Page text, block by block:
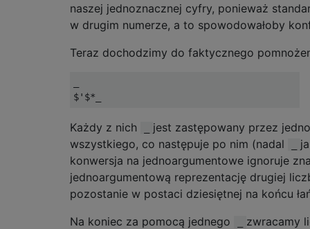
naszej jednoznacznej cyfry, ponieważ
w drugim numerze, a to spowodowałoby
Teraz dochodzimy do faktycznego
Każdy z nich
jest zastępowany przez
wszystkiego, co następuje po nim (nadal
konwersja na jednoargumentowe ignoruje
jednoargumentową reprezentację drugiej
pozostanie w postaci dziesiętnej na końcu
Na koniec za pomocą jednego
zwracamy